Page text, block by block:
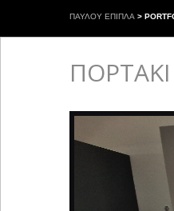
ΠΑΥΛΟΥ ΕΠΙΠΛΑ >